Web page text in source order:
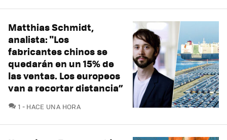
Matthias Schmidt,
analista: "Los
fabricantes chinos se
quedarán en un 15% de
las ventas. Los europeos
van a recortar distancia”
1 COMENTARIOS
HACE UNA HORA